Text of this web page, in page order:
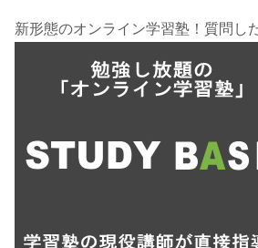
新形態のオンライン学習塾！質問し